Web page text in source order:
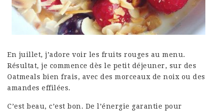
En juillet, j’adore voir les fruits rouges au menu.
Résultat, je commence dès le petit déjeuner, sur des
Oatmeals bien frais, avec des morceaux de noix ou des
amandes effilées.
C’est beau, c’est bon. De l’énergie garantie pour